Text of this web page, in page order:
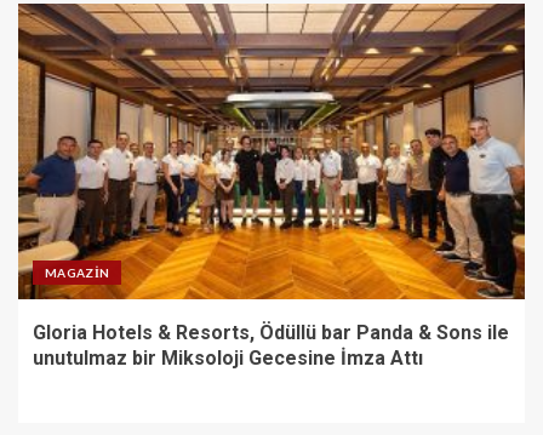
MAGAZIN
Gloria Hotels & Resorts, Ödüllü bar Panda & Sons ile
unutulmaz bir Miksoloji Gecesine İmza Attı